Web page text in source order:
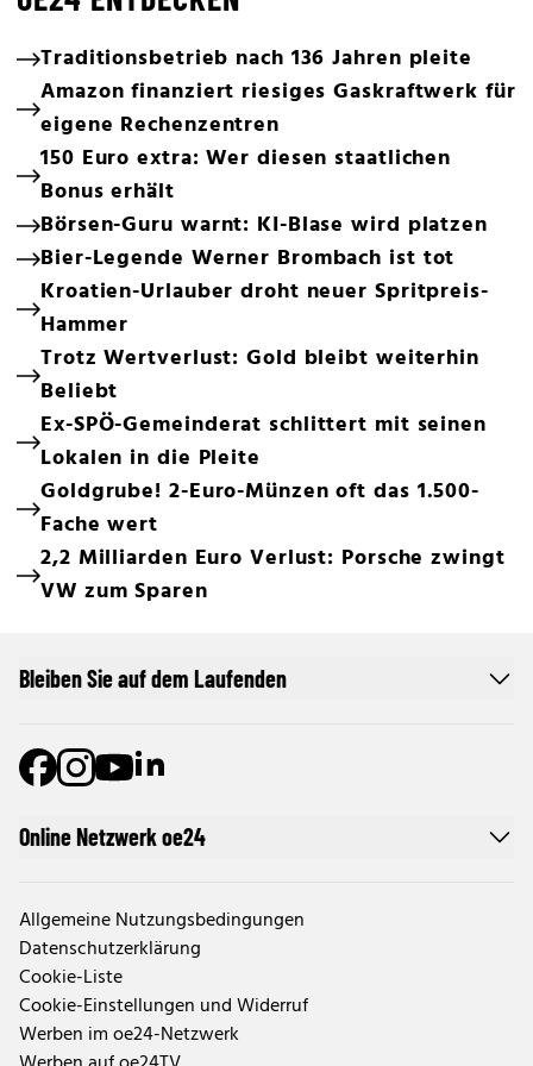
Traditionsbetrieb nach 136 Jahren pleite
Amazon finanziert riesiges Gaskraftwerk für
eigene Rechenzentren
150 Euro extra: Wer diesen staatlichen
Bonus erhält
Börsen-Guru warnt: KI-Blase wird platzen
Bier-Legende Werner Brombach ist tot
Kroatien-Urlauber droht neuer Spritpreis-
Hammer
Trotz Wertverlust: Gold bleibt weiterhin
Beliebt
Ex-SPÖ-Gemeinderat schlittert mit seinen
Lokalen in die Pleite
Goldgrube! 2-Euro-Münzen oft das 1.500-
Fache wert
2,2 Milliarden Euro Verlust: Porsche zwingt
VW zum Sparen
Online Netzwerk oe24
Allgemeine Nutzungsbedingungen
Datenschutzerklärung
Cookie-Liste
Cookie-Einstellungen und Widerruf
Werben im oe24-Netzwerk
Bleiben Sie auf dem Laufenden